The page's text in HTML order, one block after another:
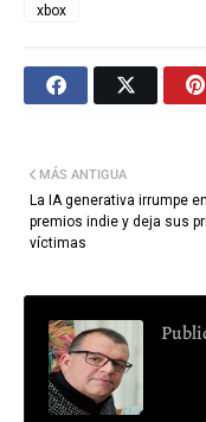
xbox
MÁS ANTIGUA
La IA generativa irrumpe
premios indie y deja sus
víctimas